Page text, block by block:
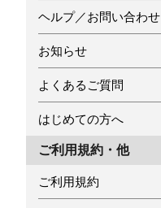
ヘルプ／お問い合わせ
お知らせ
よくあるご質問
はじめての方へ
ご利用規約・他
ご利用規約